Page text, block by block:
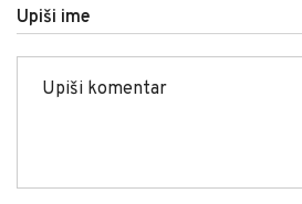
Upiši ime